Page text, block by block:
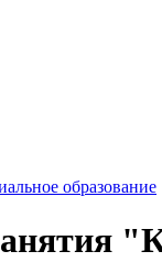
образование